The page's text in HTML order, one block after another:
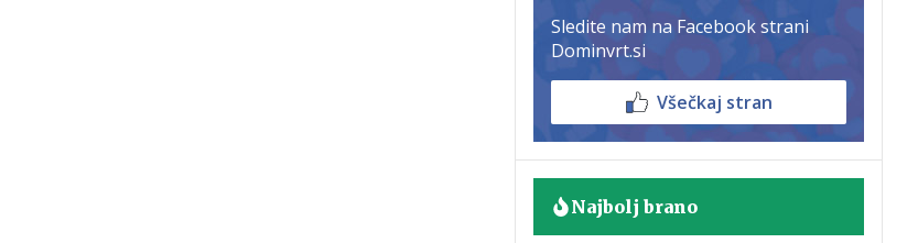
Sledite nam na Facebook strani
Dominvrt.si
Všečkaj stran
Najbolj brano